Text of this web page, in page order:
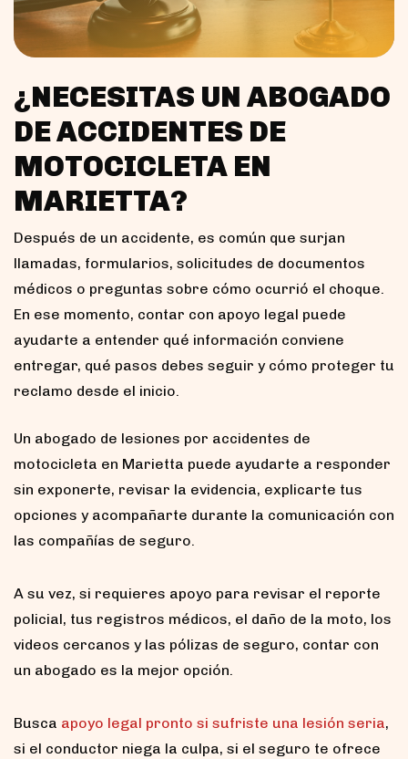
¿NECESITAS UN ABOGADO
DE ACCIDENTES DE
MOTOCICLETA EN
MARIETTA?
Después de un accidente, es común que surjan
llamadas, formularios, solicitudes de documentos
médicos o preguntas sobre cómo ocurrió el choque.
En ese momento, contar con apoyo legal puede
ayudarte a entender qué información conviene
entregar, qué pasos debes seguir y cómo proteger tu
reclamo desde el inicio.
Un abogado de lesiones por accidentes de
motocicleta en Marietta puede ayudarte a responder
sin exponerte, revisar la evidencia, explicarte tus
opciones y acompañarte durante la comunicación con
las compañías de seguro.
A su vez, si requieres apoyo para revisar el reporte
policial, tus registros médicos, el daño de la moto, los
videos cercanos y las pólizas de seguro, contar con
un abogado es la mejor opción.
Busca apoyo legal pronto si sufriste una lesión seria,
si el conductor niega la culpa, si el seguro te ofrece